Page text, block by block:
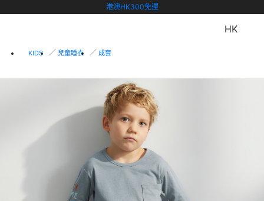
港澳HK300免運
HK
KIDS 兒童睡衣 成套